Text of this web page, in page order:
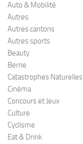
Auto & Mobilité
Autres
Autres cantons
Autres sports
Beauty
Berne
Catastrophes Naturelles
Cinéma
Concours et Jeux
Culture
Cyclisme
Eat & Drink